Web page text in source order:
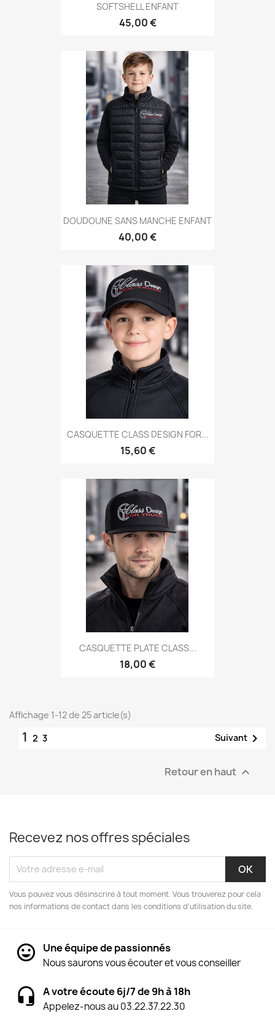
SOFTSHELL ENFANT
45,00 €
DOUDOUNE SANS MANCHE ENFANT
40,00 €
CASQUETTE CLASS DESIGN FOR...
15,60 €
CASQUETTE PLATE CLASS...
18,00 €
Affichage 1-12 de 25 article(s)
1 2 3 Suivant 
Retour en haut 
Recevez nos offres spéciales
Vous pouvez vous désinscrire à tout moment. Vous trouverez pour cela
nos informations de contact dans les conditions d'utilisation du site.
Une équipe de passionnés
Nous saurons vous écouter et vous conseiller
A votre écoute 6j/7 de 9h à 18h
Appelez-nous au 03.22.37.22.30